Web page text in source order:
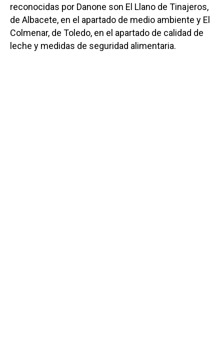
reconocidas por Danone son El Llano de Tinajeros,
de Albacete, en el apartado de medio ambiente y El
Colmenar, de Toledo, en el apartado de calidad de
leche y medidas de seguridad alimentaria.